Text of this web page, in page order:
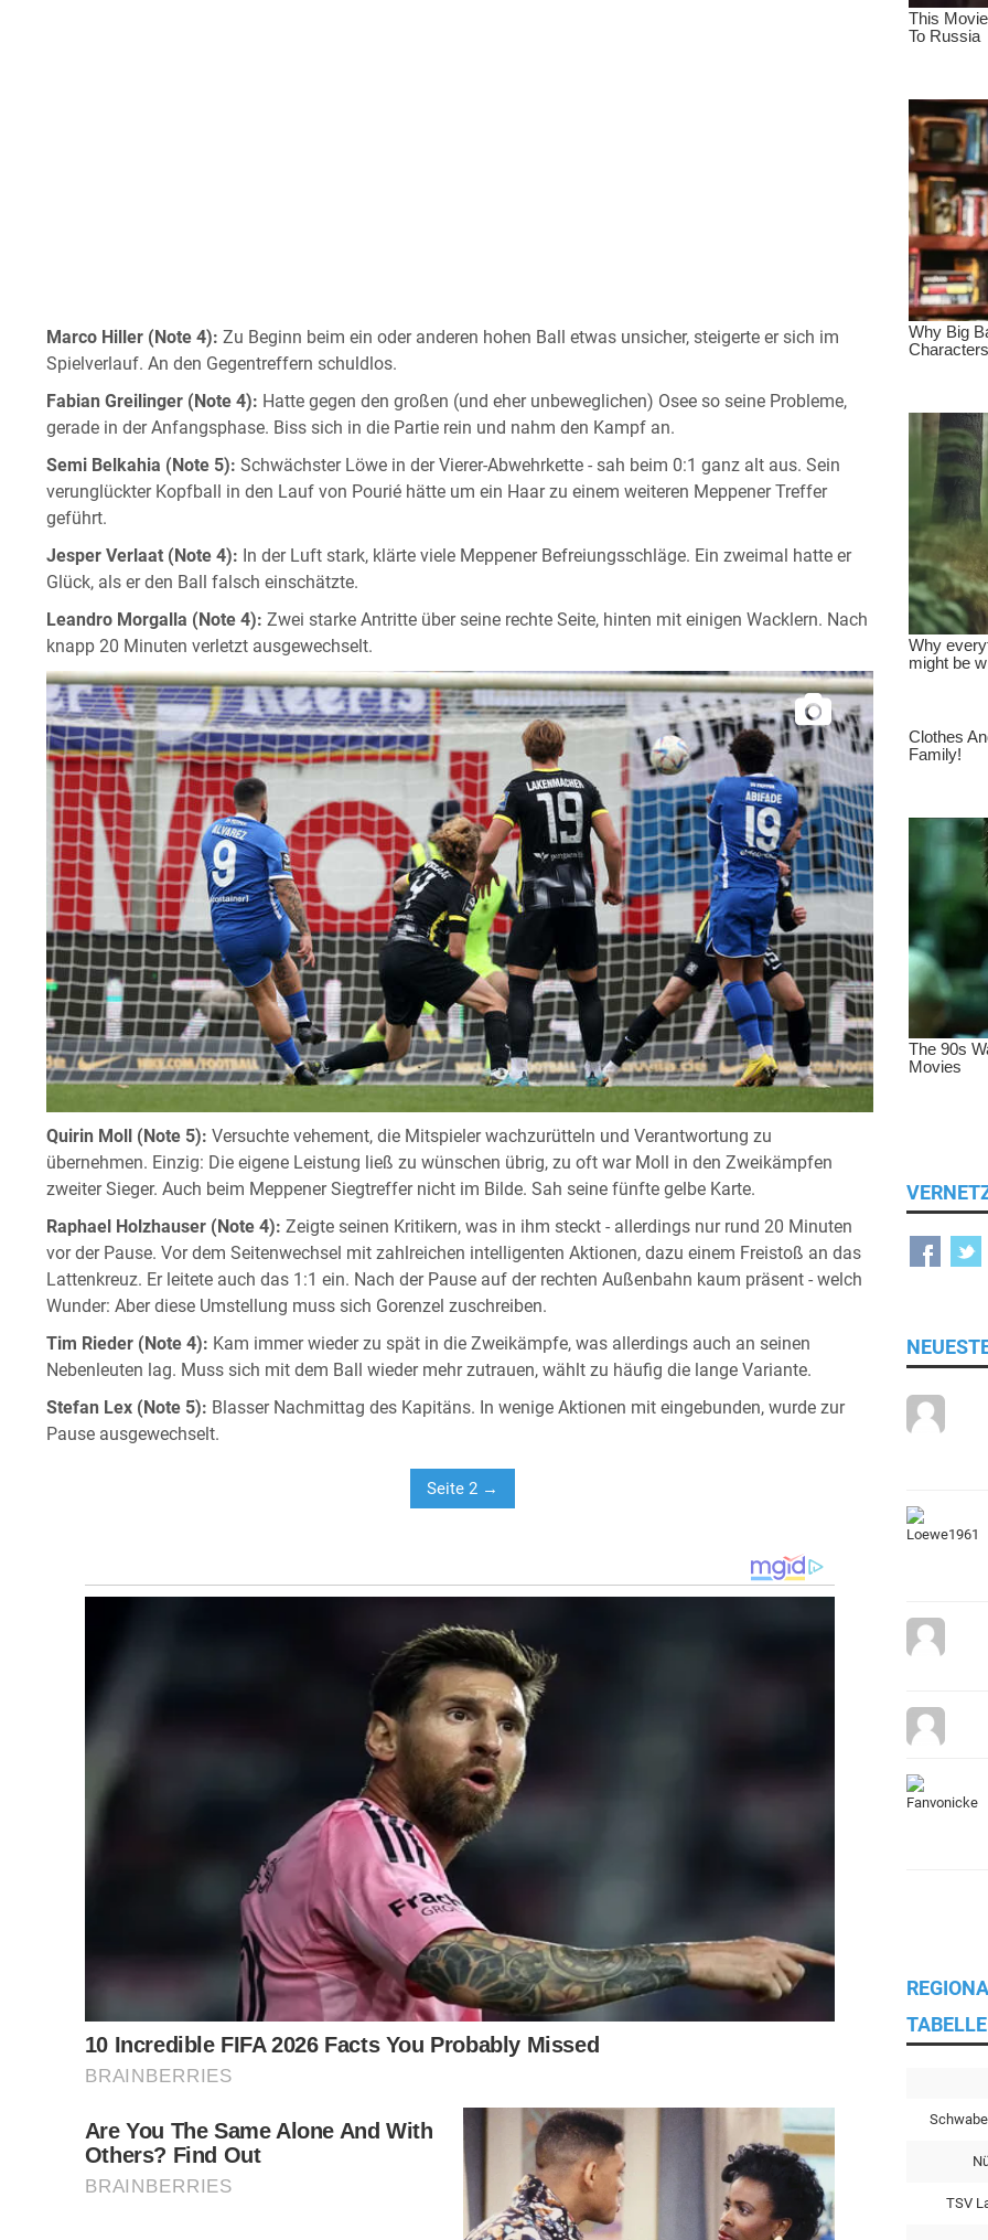
Marco Hiller (Note 4): Zu Beginn beim ein oder anderen hohen Ball etwas unsicher, steigerte er sich im
Spielverlauf. An den Gegentreffern schuldlos.
Fabian Greilinger (Note 4): Hatte gegen den großen (und eher unbeweglichen) Osee so seine Probleme,
gerade in der Anfangsphase. Biss sich in die Partie rein und nahm den Kampf an.
Semi Belkahia (Note 5): Schwächster Löwe in der Vierer-Abwehrkette - sah beim 0:1 ganz alt aus. Sein
verunglückter Kopfball in den Lauf von Pourié hätte um ein Haar zu einem weiteren Meppener Treffer
geführt.
Jesper Verlaat (Note 4): In der Luft stark, klärte viele Meppener Befreiungsschläge. Ein zweimal hatte er
Glück, als er den Ball falsch einschätzte.
Leandro Morgalla (Note 4): Zwei starke Antritte über seine rechte Seite, hinten mit einigen Wacklern. Nach
knapp 20 Minuten verletzt ausgewechselt.
Quirin Moll (Note 5): Versuchte vehement, die Mitspieler wachzurütteln und Verantwortung zu
übernehmen. Einzig: Die eigene Leistung ließ zu wünschen übrig, zu oft war Moll in den Zweikämpfen
zweiter Sieger. Auch beim Meppener Siegtreffer nicht im Bilde. Sah seine fünfte gelbe Karte.
Raphael Holzhauser (Note 4): Zeigte seinen Kritikern, was in ihm steckt - allerdings nur rund 20 Minuten
vor der Pause. Vor dem Seitenwechsel mit zahlreichen intelligenten Aktionen, dazu einem Freistoß an das
Lattenkreuz. Er leitete auch das 1:1 ein. Nach der Pause auf der rechten Außenbahn kaum präsent - welch
Wunder: Aber diese Umstellung muss sich Gorenzel zuschreiben.
Tim Rieder (Note 4): Kam immer wieder zu spät in die Zweikämpfe, was allerdings auch an seinen
Nebenleuten lag. Muss sich mit dem Ball wieder mehr zutrauen, wählt zu häufig die lange Variante.
Stefan Lex (Note 5): Blasser Nachmittag des Kapitäns. In wenige Aktionen mit eingebunden, wurde zur
Pause ausgewechselt.
Seite 2 →
TABELLE
TSV